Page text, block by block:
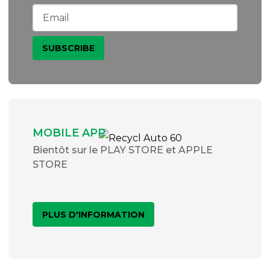
MOBILE APP
Bientôt sur le PLAY STORE et APPLE
STORE
PLUS D'INFORMATION